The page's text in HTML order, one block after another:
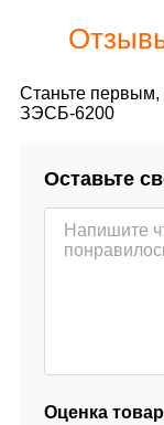
Станьте первым,
ЗЭСБ-6200
Оставьте
Оценка